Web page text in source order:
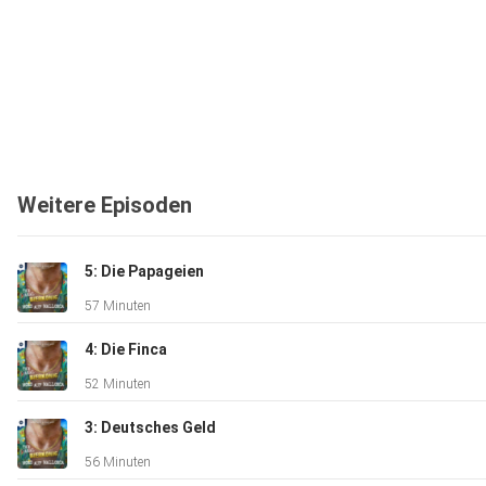
Weitere Episoden
5: Die Papageien
57 Minuten
4: Die Finca
52 Minuten
3: Deutsches Geld
56 Minuten